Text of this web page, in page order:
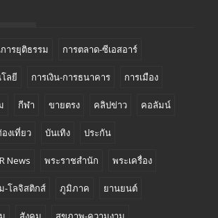
ารยุติธรรม การตลาด-ซีเอสอาร์
ลยี การเงิน-การธนาคาร การเมือง
กีฬา ขายตรง คลิปข่าว คอลัมน์
งเที่ยว บันเทิง ประกัน
News พระราชสำนัก พระเครื่อง
-โลจิสติกส์ ภูมิภาค ยานยนต์